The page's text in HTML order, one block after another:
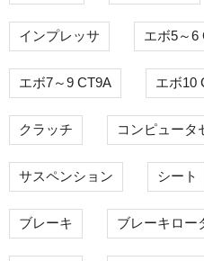
インプレッサ エボ5～6
エボ7～9 CT9A エボ10
クラッチ コンピュータ
サスペンション シート
ブレーキ ブレーキロー